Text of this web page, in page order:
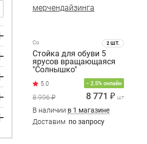
2 ШТ.
Со
Стойка для обуви 5
ярусов вращающаяся
"Солнышко"
− 2.5% онлайн
8 996 ₽ 8 771 ₽ шт
В наличии в 1 магазине
Доставим по запросу